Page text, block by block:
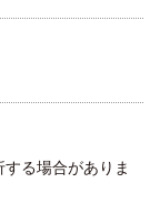
る場合がありま